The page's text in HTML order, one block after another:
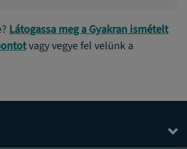
Látogassa meg a Gyakran ismételt
vagy vegye fel velünk a